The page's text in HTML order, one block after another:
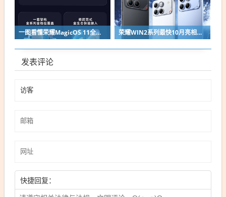
一图看懂荣耀MagicOS 11全新双架构：安卓底层重构 液态玻璃效果拉满 荣耀WIN2系列最快10月亮相：2nm芯片+万级电池组合同档唯一
发表评论
快捷回复：